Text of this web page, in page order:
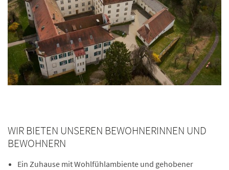
WIR BIETEN UNSEREN BEWOHNERINNEN UND
BEWOHNERN
Ein Zuhause mit Wohlfühlambiente und gehobener